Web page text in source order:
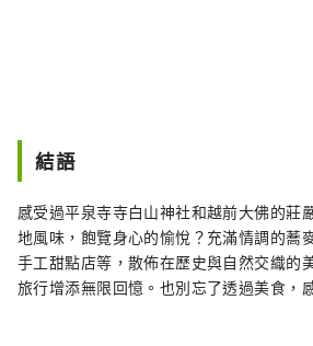
結語
感受過平泉寺寺白山神社和越前大佛的莊
地風味，飽覽身心的愉悅？充滿情調的蕎
手工甜點店等，散佈在歷史與自然交織的
旅行增添無限回憶。也別忘了透過美食，